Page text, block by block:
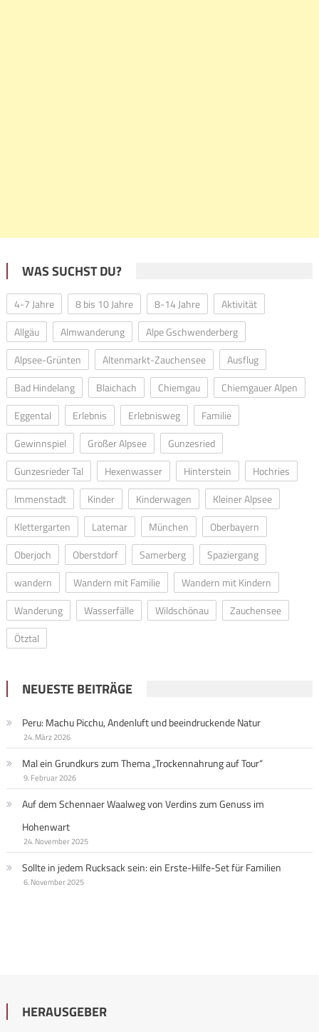
WAS SUCHST DU?
4-7 Jahre 8 bis 10 Jahre 8-14 Jahre
Aktivität
Allgäu
Almwanderung
Alpe Gschwenderberg
Alpsee-Grünten
Altenmarkt-Zauchensee
Ausflug
Bad Hindelang
Blaichach Chiemgau
Chiemgauer Alpen
Eggental
Erlebnis Erlebnisweg
Familie
Gewinnspiel
Großer Alpsee
Gunzesried
Gunzesrieder Tal
Hexenwasser Hinterstein
Hochries
Immenstadt
Kinder Kinderwagen
Kleiner Alpsee
Klettergarten
Latemar München
Oberbayern
Oberjoch
Oberstdorf Samerberg
Spaziergang
wandern
Wandern mit Familie
Wandern mit Kindern
Wanderung
Wasserfälle Wildschönau
Zauchensee
Ötztal
NEUESTE BEITRÄGE
Peru: Machu Picchu, Andenluft und beeindruckende Natur
24. März 2026
Mal ein Grundkurs zum Thema „Trockennahrung auf Tour“
9. Februar 2026
Auf dem Schennaer Waalweg von Verdins zum Genuss im
Hohenwart
24. November 2025
Sollte in jedem Rucksack sein: ein Erste-Hilfe-Set für Familien
6. November 2025
HERAUSGEBER